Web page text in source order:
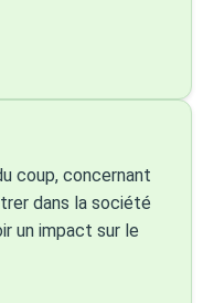
coup, concernant
dans la société
un impact sur le